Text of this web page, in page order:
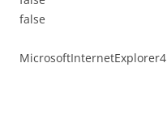
false
MicrosoftInternetExplorer4